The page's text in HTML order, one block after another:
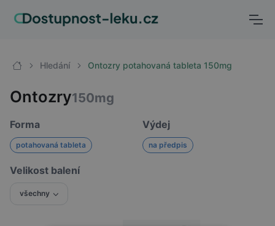
Hledání Ontozry potahovaná tableta 150mg
Ontozry150mg
Forma
potahovaná tableta
Výdej
na předpis
Velikost balení
všechny